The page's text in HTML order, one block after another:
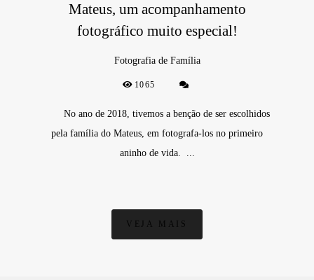
Mateus, um acompanhamento
fotográfico muito especial!
Fotografia de Família
1065
No ano de 2018, tivemos a benção de ser escolhidos
pela família do Mateus, em fotografa-los no primeiro
aninho de vida. ...
VEJA MAIS